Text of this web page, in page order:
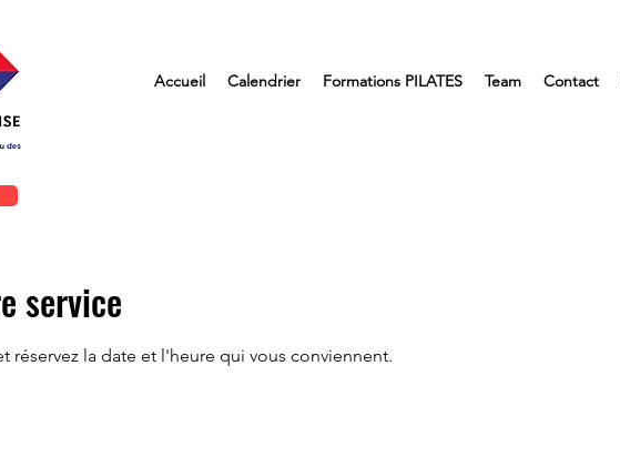
Accueil Calendrier Formations PILATES Team Contact
service
réservez la date et l'heure qui vous conviennent.